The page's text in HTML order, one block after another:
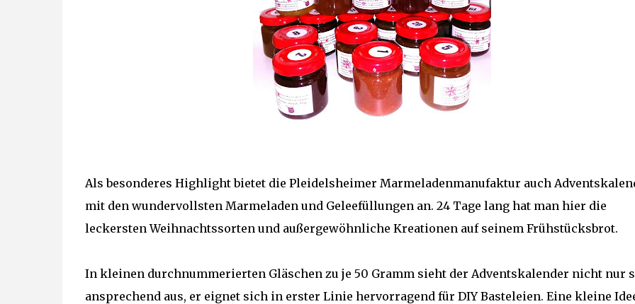
Als besonderes Highlight bietet die Pleidelsheimer Marmeladenmanufaktur auch
mit den wundervollsten Marmeladen und Geleefüllungen an. 24 Tage lang hat man hier die
leckersten Weihnachtssorten und außergewöhnliche Kreationen auf seinem Frühstücksbrot.
In kleinen durchnummerierten Gläschen zu je 50 Gramm sieht der Adventskalender nicht nur
ansprechend aus, er eignet sich in erster Linie hervorragend für DIY Basteleien. Eine kleine